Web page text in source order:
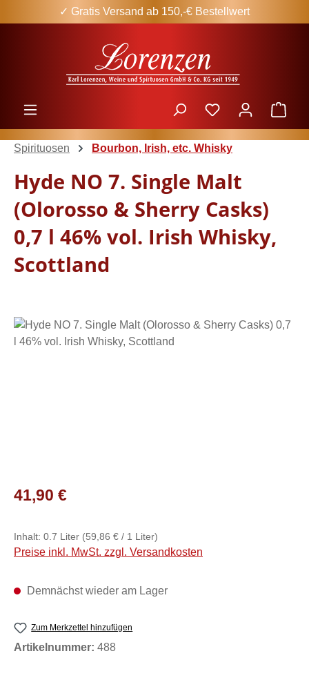
Zum Hauptinhalt springen
✓ Gratis Versand ab 150,-€ Bestellwert
Spirituosen Bourbon, Irish, etc. Whisky
Hyde NO 7. Single Malt
(Olorosso & Sherry Casks)
0,7 l 46% vol. Irish Whisky,
Scottland
Bildergalerie überspringen
Regulärer Preis:
41,90 €
Inhalt: 0.7 Liter (59,86 € / 1 Liter)
Preise inkl. MwSt. zzgl. Versandkosten
Demnächst wieder am Lager
Zum Merkzettel hinzufügen
Artikelnummer: 488